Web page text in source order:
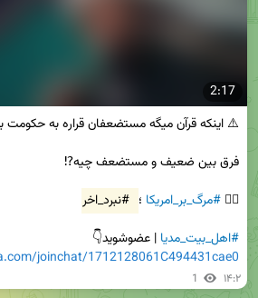
2:17
✊🏻 #مرگ_بر_امریکا ؛ #نبرد_اخر
#اهل_بیت_مدیا | عضوشوید👇
joinchat/1712128061C494431cae0
1 ۱۴:۲